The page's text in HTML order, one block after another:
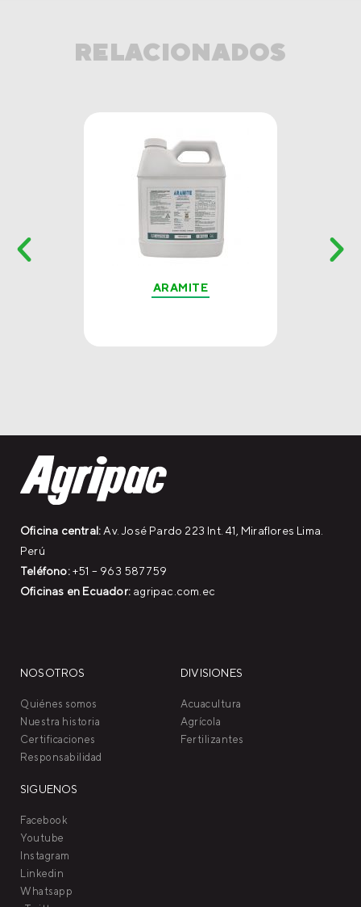
RELACIONADOS
ARAMITE
Oficina central:Av. José Pardo 223 Int. 41, Miraflores Lima.
Perú
Teléfono:+51 – 963 587759
Oficinas en Ecuador: agripac.com.ec
NOSOTROS
Quiénes somos
Nuestra historia
Certificaciones
Responsabilidad
SIGUENOS
Facebook
Youtube
Instagram
Linkedin
Whatsapp
DIVISIONES
Acuacultura
Agrícola
Fertilizantes